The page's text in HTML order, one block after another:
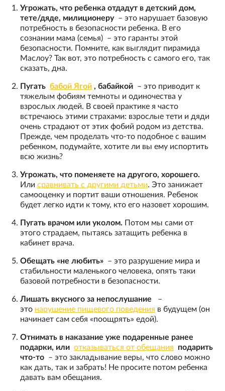
Угрожать, что ребенка отдадут в детский дом,
тете/дяде, милиционеру– это нарушает базовую
потребность в безопасности ребенка. В его
сознании мама (семья) – это гаранты этой
безопасности. Помните, как выглядит пирамида
Маслоу? Так вот, это потребность с самого его, так
сказать, дна.
Пугать бабой Ягой , бабайкой – это приводит к
тяжелым фобиям темноты и одиночества у
взрослых людей. В своей практике я часто
встречаюсь этими страхами: взрослые тети и дяди
очень страдают от этих фобий родом из детства.
Прежде, чем проделать что-то подобное с вашим
ребенком, подумайте, хотите ли вы ему испортить
всю жизнь?
Угрожать, что поменяете на другого, хорошего.
Или сравнивать с другими детьми. Это занижает
самооценку и портит ваши отношения. Ребенок
будет легко идти к тому, кто его назовет хорошим.
Пугать врачом или уколом. Потом мы сами от
этого страдаем, пытаясь затащить ребенка в
кабинет врача.
Обещать «не любить» – это разрушение мира и
стабильности маленького человека, опять таки
базовой потребности в безопасности.
Лишать вкусного за непослушание –
это нарушение пищевого поведения в будущем (он
начинает сам себя «поощрять» едой).
Отнимать в наказание уже подаренные ранее
подарки, или отказываться от обещания
подарить
что-то – это закладывание веры, что слово можно
как дать, так и забрать! Не просите потом ребенка
давать вам обещания.